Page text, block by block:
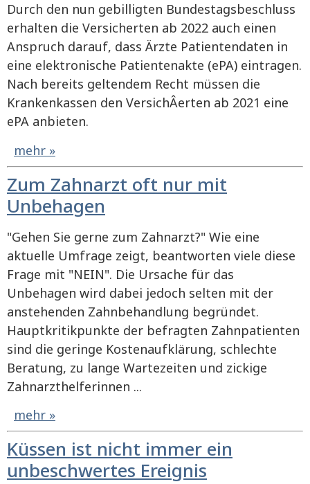
Durch den nun gebilligten Bundestagsbeschluss
erhalten die Versicherten ab 2022 auch einen
Anspruch darauf, dass Ärzte Patientendaten in
eine elektronische Patientenakte (ePA) eintragen.
Nach bereits geltendem Recht müssen die
Krankenkassen den VersichÂ­erten ab 2021 eine
ePA anbieten.
mehr »
Zum Zahnarzt oft nur mit
Unbehagen
"Gehen Sie gerne zum Zahnarzt?" Wie eine
aktuelle Umfrage zeigt, beantworten viele diese
Frage mit "NEIN". Die Ursache für das
Unbehagen wird dabei jedoch selten mit der
anstehenden Zahnbehandlung begründet.
Hauptkritikpunkte der befragten Zahnpatienten
sind die geringe Kostenaufklärung, schlechte
Beratung, zu lange Wartezeiten und zickige
Zahnarzthelferinnen ...
mehr »
Küssen ist nicht immer ein
unbeschwertes Ereignis